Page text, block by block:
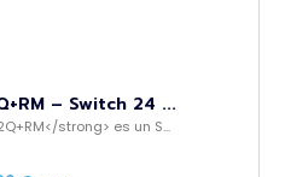
– Switch 24 ...
strong> es un S...